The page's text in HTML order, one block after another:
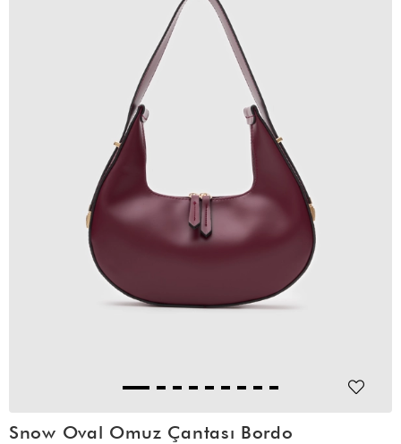
Snow Oval Omuz Çantası Bordo